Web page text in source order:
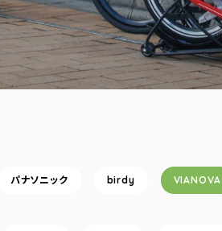
パナソニック birdy VIANOVA